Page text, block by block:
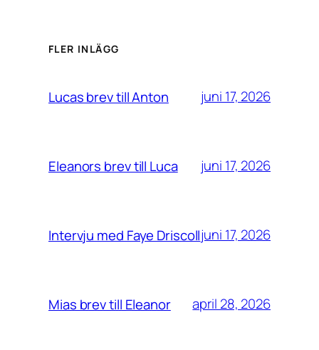
FLER INLÄGG
Lucas brev till Anton juni 17, 2026
Eleanors brev till Luca juni 17, 2026
Intervju med Faye Driscolljuni 17, 2026
Mias brev till Eleanor april 28, 2026